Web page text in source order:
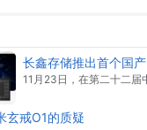
长鑫存储推出首个国产
产品
玄戒O1的质疑